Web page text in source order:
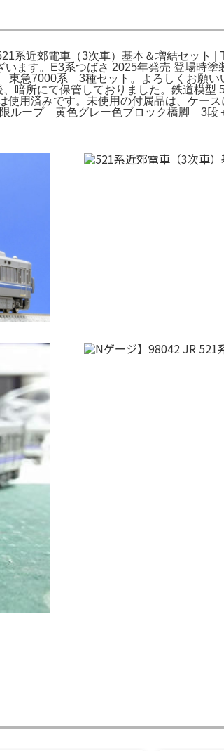
系近郊電車（3次車）基本＆増結セット
ます。E3系つばさ 2025年発売 登場時
7000系 3種セット。よろしくお願い
暗所にて保管しておりました。鉄道模型
用済みです。未使用の付属品は、ケー
ループ 黄色グレー色ブロック橋脚 3段